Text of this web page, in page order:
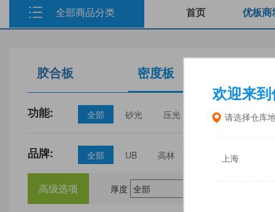
欢迎来到
请选择仓库
上海
全部商品分类 首页 优板商
胶合板 密度板
功能: 全部 砂光 压光 家具 门板
品牌: 全部 UB 高林 中福
三威
建瓯福人
高级选项 厚度